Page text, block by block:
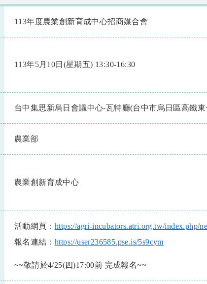
113年度農業創新育成中心招商媒合會
113年5月10日(星期五) 13:30-16:30
台中集思新烏日會議中心-瓦特廳(台中市烏日區高鐵
農業部
農業創新育成中心
活動網頁： https://agri-incubators.atri.org.tw/index.php/
報名連結： https://user236585.pse.is/5s9cym
~~敬請於4/25(四)17:00前 完成報名~~